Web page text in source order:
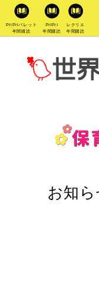
PriPriパレット
年間購読
PriPri
年間購読
レクリエ
年間購読
お知